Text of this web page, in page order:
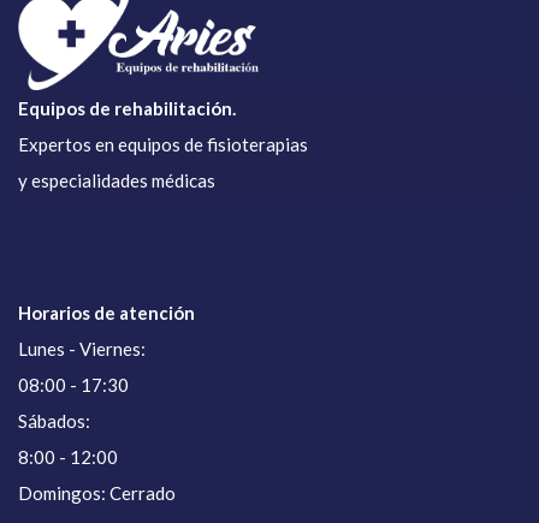
Equipos de rehabilitación.
Expertos en equipos de fisioterapias
y especialidades médicas
Horarios de atención
Lunes - Viernes:
08:00 - 17:30
Sábados:
8:00 - 12:00
Domingos: Cerrado